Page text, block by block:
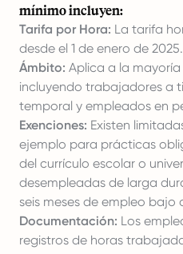
mínimo incluyen:
Tarifa por Hora: La tarifa
desde el 1 de enero de 2025.
Ámbito: Aplica a la
incluyendo trabajadores a
temporal y empleados en
Exenciones: Existen
ejemplo para prácticas
del currículo escolar o
desempleadas de larga
seis meses de empleo bajo
Documentación: Los
registros de horas